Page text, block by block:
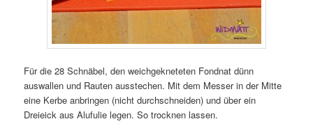
Für die 28 Schnäbel, den weichgekneteten Fondnat dünn
auswallen und Rauten ausstechen. Mit dem Messer in der Mitte
eine Kerbe anbringen (nicht durchschneiden) und über ein
Dreieick aus Alufulie legen. So trocknen lassen.